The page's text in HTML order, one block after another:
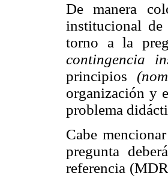
De manera
institucional
torno a la
contingencia
principios
organización y
problema
Cabe
pregunta
referencia